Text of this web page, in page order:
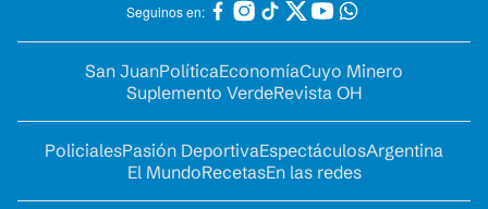
Seguinos en:
San JuanPolíticaEconomíaCuyo Minero
Suplemento VerdeRevista OH
PolicialesPasión DeportivaEspectáculosArgentina
El MundoRecetasEn las redes